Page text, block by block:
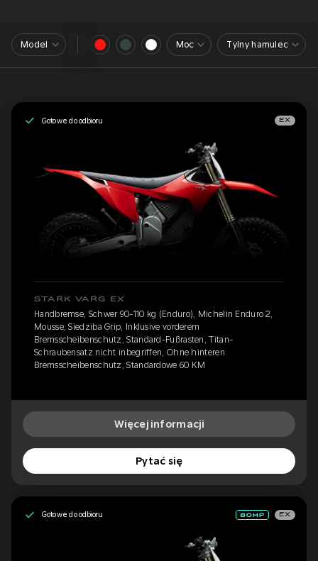
Model Moc Tylny hamulec
Gotowe do odbioru EX
STARK VARG EX
Handbremse, Schwer 90-110 kg (Enduro), Michelin Enduro 2,
Mousse, Siedziba Grip, Inklusive vorderem
Bremsscheibenschutz, Standard-Fußrasten, Titan-
Schraubensatz nicht inbegriffen, Ohne hinteren
Bremsscheibenschutz, Standardowe 60 KM
Więcej informacji
Pytać się
Gotowe do odbioru EX